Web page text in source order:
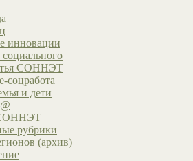
инновации
СОННЭТ
соцработа
и дети
рубрики
(архив)